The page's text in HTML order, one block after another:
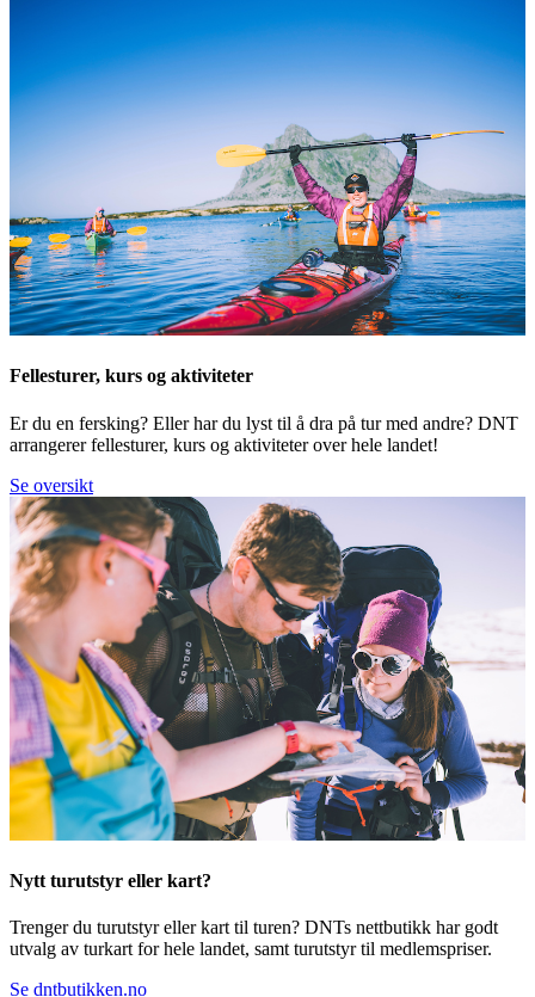
Fellesturer, kurs og aktiviteter
Er du en fersking? Eller har du lyst til å dra på tur med andre? DNT
arrangerer fellesturer, kurs og aktiviteter over hele landet!
Se oversikt
Nytt turutstyr eller kart?
Trenger du turutstyr eller kart til turen? DNTs nettbutikk har godt
utvalg av turkart for hele landet, samt turutstyr til medlemspriser.
Se dntbutikken.no